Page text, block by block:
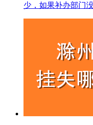
少，如果补办部门